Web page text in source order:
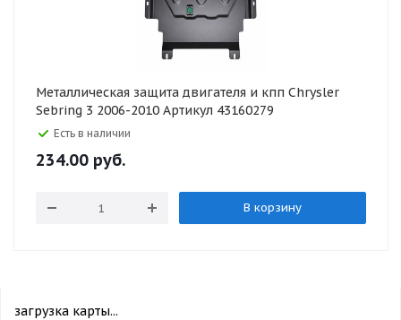
Металлическая защита двигателя и кпп Chrysler
Sebring 3 2006-2010 Артикул 43160279
Есть в наличии
234.00 руб.
В корзину
загрузка карты...